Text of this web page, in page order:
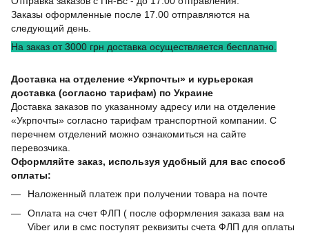
Заказы оформленные после 17.00 отправляются на
следующий день.
На заказ от 3000 грн доставка осуществляется бесплатно.
Доставка на отделение «Укрпочты» и курьерская
доставка (согласно тарифам) по Украине
Доставка заказов по указанному адресу или на отделение
«Укрпочты» согласно тарифам транспортной компании. С
перечнем отделений можно ознакомиться на сайте
перевозчика.
Оформляйте заказ, используя удобный для вас способ
оплаты:
Наложенный платеж при получении товара на почте
Оплата на счет ФЛП ( после оформления заказа вам на
Viber или в смс поступят реквизиты счета ФЛП для оплаты